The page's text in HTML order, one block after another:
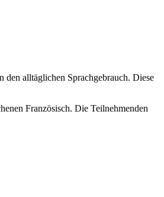
den alltäglichen Sprachgebrauch. Diese
Französisch. Die Teilnehmenden